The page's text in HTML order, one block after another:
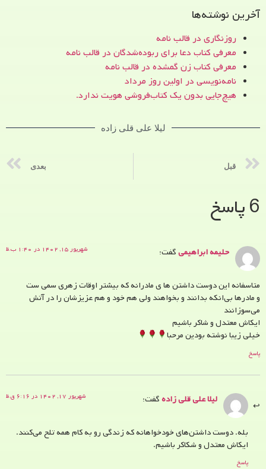
آخرین نوشته‌ها
روزنگاری در قالب نامه
معرفی کتاب دعا برای ربوده‌شدگان در قالب نامه
معرفی کتاب زن‌ گمشده در قالب نامه
نامه‌نویسی در اولین روز مرداد
هیچ‌جایی بدون یک کتاب‌فروشی هویت ندارد.
لیلا علی قلی زاده
قبل بعدی
6 پاسخ
حلیمه ابراهیمیگفت: شهریور ۱۵, ۱۴۰۲ در ۱:۴۰ ب.ظ
متاسفانه این دوست داشتن ‌ها ی مادرانه که بیشتر اوقات زهری سمی ‌ست
و مادرها بی‌انکه بدانند و بخواهند ولی هم خود و هم عزیزشان را در آتش
می‌سوزانند
ایکاش معتدل و شاکر باشیم
خیلی زیبا نوشته بودین مرحبا
پاسخ
لیلا علی قلی زادهگفت: شهریور ۱۷, ۱۴۰۲ در ۶:۱۶ ق.ظ
بله. دوست داشتن‌های خودخواهانه که زندگی رو به کام همه تلح می‌کنند.
ایکاش معتدل و شکاکر باشیم.
پاسخ